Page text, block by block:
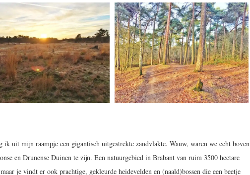
uit mijn raampje een gigantisch uitgestrekte zandvlakte. Wauw, waren we echt boven
en Drunense Duinen te zijn. Een natuurgebied in Brabant van ruim 3500 hectare
je vindt er ook prachtige, gekleurde heidevelden en (naald)bossen die een beetje